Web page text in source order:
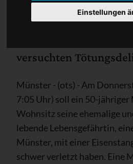
Einstellungen
Ein 50-Jähriger greift
Partnerin mit einer
versuchten
Münster - (ots) - Am
7:05 Uhr) soll ein 50-jähriger
Wohnsitz seine ehemalige
lebende Lebensgefährtin,
Münster, mit einer
schwer verletzt haben. Eine